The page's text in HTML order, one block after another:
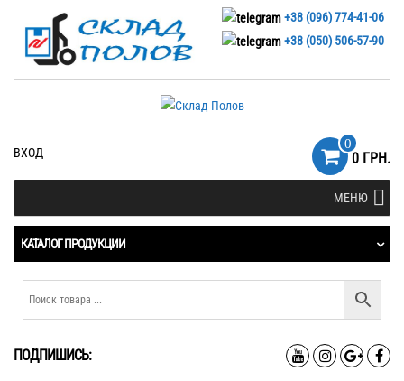
+38 (096) 774-41-06
+38 (050) 506-57-90
ВХОД
0
0 ГРН.
МЕНЮ
КАТАЛОГ ПРОДУКЦИИ
ПОДПИШИСЬ: